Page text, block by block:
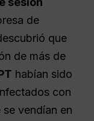
de
que
de más de
habían sido
con
vendían en